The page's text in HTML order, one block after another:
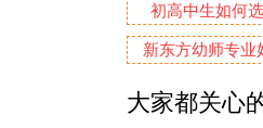
初高中生如何
新东方幼师专业
大家都关心